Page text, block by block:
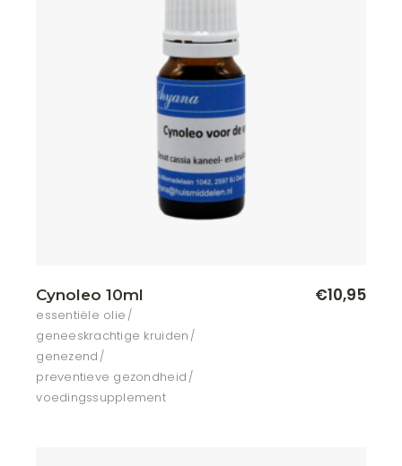
Cynoleo 10ml
essentiële olie
geneeskrachtige kruiden
genezend
preventieve gezondheid
voedingssupplement
€10,95